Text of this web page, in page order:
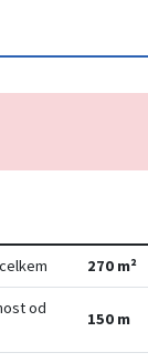
270 m²
od
150 m